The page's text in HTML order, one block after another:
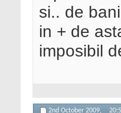
si.. de
in + de
imposibil
2nd October 2009,